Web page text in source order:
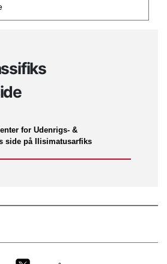
for Udenrigs- &
side på Ilisimatusarfiks